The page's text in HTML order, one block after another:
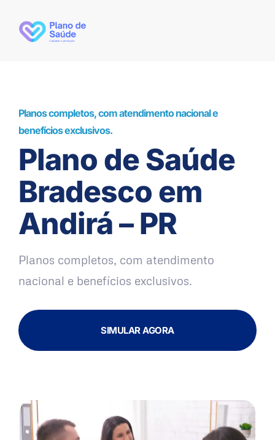
Planos completos, com atendimento nacional e
benefícios exclusivos.
Plano de Saúde
Bradesco em
Andirá – PR
Planos completos, com atendimento
nacional e benefícios exclusivos.
SIMULAR AGORA